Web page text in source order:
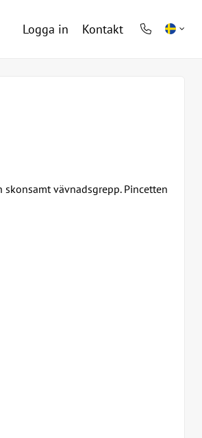
Logga in Kontakt
phone
skonsamt vävnadsgrepp. Pincetten